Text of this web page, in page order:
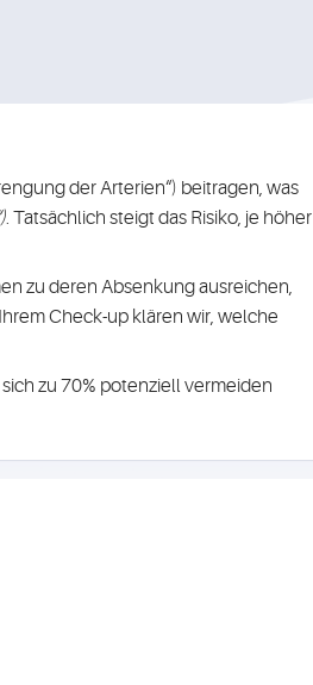
der Arterien“) beitragen, was
. Tatsächlich steigt das Risiko, je höher
zu deren Absenkung ausreichen,
Check-up klären wir, welche
zu 70% potenziell vermeiden